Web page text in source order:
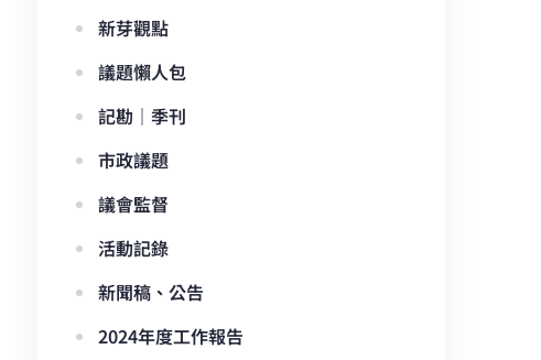
新芽觀點
議題懶人包
記勘｜季刊
市政議題
議會監督
活動記錄
新聞稿、公告
2024年度工作報告